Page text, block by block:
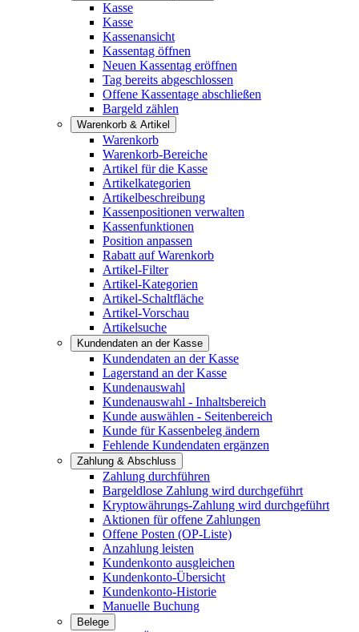
Kasse
Kasse
Kassenansicht
Kassentag öffnen
Neuen Kassentag eröffnen
Tag bereits abgeschlossen
Offene Kassentage abschließen
Bargeld zählen
Warenkorb & Artikel
Warenkorb
Warenkorb-Bereiche
Artikel für die Kasse
Artikelkategorien
Artikelbeschreibung
Kassenpositionen verwalten
Kassenfunktionen
Position anpassen
Rabatt auf Warenkorb
Artikel-Filter
Artikel-Kategorien
Artikel-Schaltfläche
Artikel-Vorschau
Artikelsuche
Kundendaten an der Kasse
Kundendaten an der Kasse
Lagerstand an der Kasse
Kundenauswahl
Kundenauswahl - Inhaltsbereich
Kunde auswählen - Seitenbereich
Kunde für Kassenbeleg ändern
Fehlende Kundendaten ergänzen
Zahlung & Abschluss
Zahlung durchführen
Bargeldlose Zahlung wird durchgeführt
Kryptowährungs-Zahlung wird durchgeführt
Aktionen für offene Zahlungen
Offene Posten (OP-Liste)
Anzahlung leisten
Kundenkonto ausgleichen
Kundenkonto-Übersicht
Kundenkonto-Historie
Manuelle Buchung
Belege